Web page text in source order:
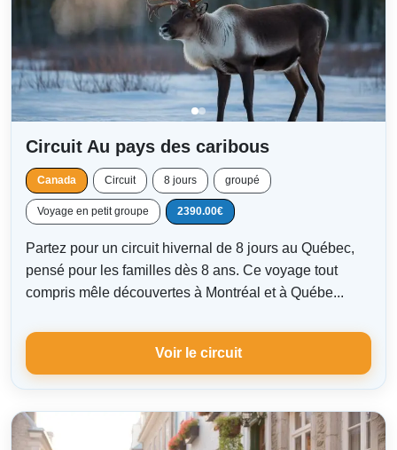
Circuit Au pays des caribous
Canada Circuit 8 jours groupé
Voyage en petit groupe 2390.00€
Partez pour un circuit hivernal de 8 jours au Québec,
pensé pour les familles dès 8 ans. Ce voyage tout
compris mêle découvertes à Montréal et à Québe...
Voir le circuit